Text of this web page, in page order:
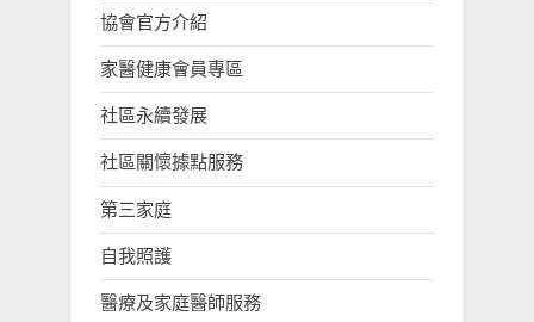
協會官方介紹
家醫健康會員專區
社區永續發展
社區關懷據點服務
第三家庭
自我照護
醫療及家庭醫師服務